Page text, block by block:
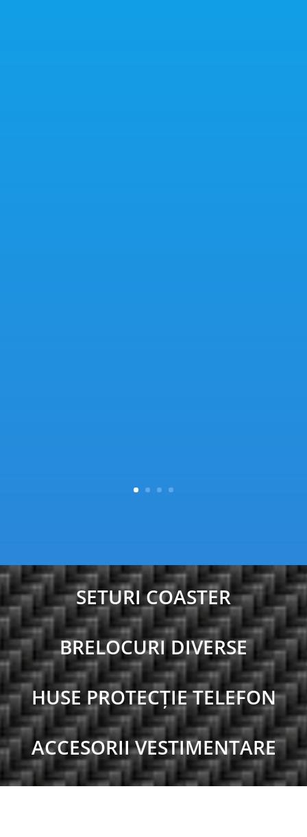
SETURI COASTER
BRELOCURI DIVERSE
HUSE PROTECȚIE TELEFON
ACCESORII VESTIMENTARE